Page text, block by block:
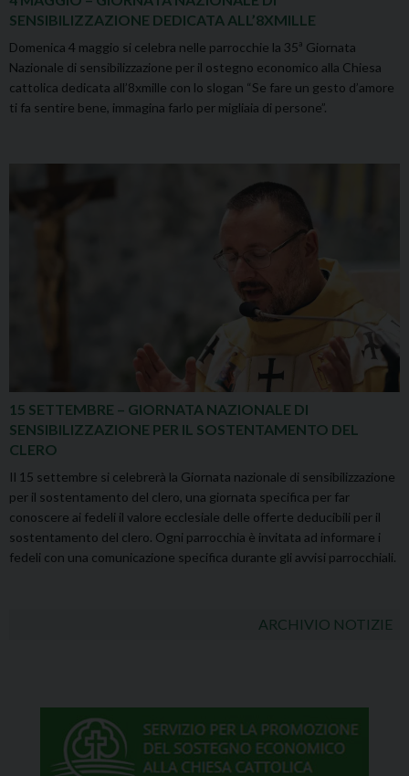
SENSIBILIZZAZIONE DEDICATA ALL’8XMILLE
Domenica 4 maggio si celebra nelle parrocchie la 35ª Giornata
Nazionale di sensibilizzazione per il ostegno economico alla Chiesa
cattolica dedicata all’8xmille con lo slogan “Se fare un gesto d’amore
ti fa sentire bene, immagina farlo per migliaia di persone”.
15 SETTEMBRE – GIORNATA NAZIONALE DI
SENSIBILIZZAZIONE PER IL SOSTENTAMENTO DEL
CLERO
Il 15 settembre si celebrerà la Giornata nazionale di sensibilizzazione
per il sostentamento del clero, una giornata specifica per far
conoscere ai fedeli il valore ecclesiale delle offerte deducibili per il
sostentamento del clero. Ogni parrocchia è invitata ad informare i
fedeli con una comunicazione specifica durante gli avvisi parrocchiali.
ARCHIVIO NOTIZIE